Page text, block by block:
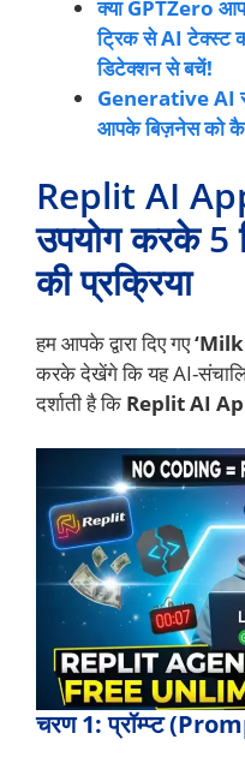
क्या GPTZero
ट्रिक से AI टेक्स्ट
डिटेक्शन से बचें!
Generative AI
आपके बिज़नेस को
Replit AI
उपयोग करके 5
की प्रक्रिया
हम आपके द्वारा दिए गए
करके देखेंगे कि यह AI-
दर्शाती है कि Replit AI
चरण 1: प्रॉम्प्ट